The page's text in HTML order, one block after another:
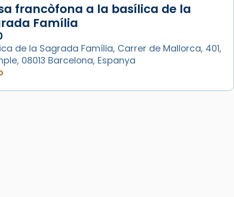
francòfona a la basílica de la
Família
de la Sagrada Família, Carrer de Mallorca, 401,
08013 Barcelona, Espanya